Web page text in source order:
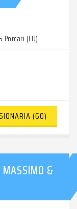
(LU)
(60)
MASSIMO &